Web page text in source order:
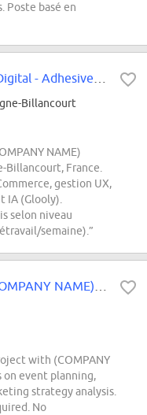
Poste basé en
Billancourt
NAME)
Billancourt, France.
gestion UX,
IA (Glooly).
selon niveau
semaine).”
with (COMPANY
on event planning,
strategy analysis.
No